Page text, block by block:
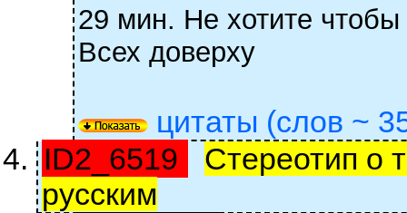
29 мин. Не хотите
Всех доверху
цитаты (слов ~
ID2_6519
Стереотип о
русским